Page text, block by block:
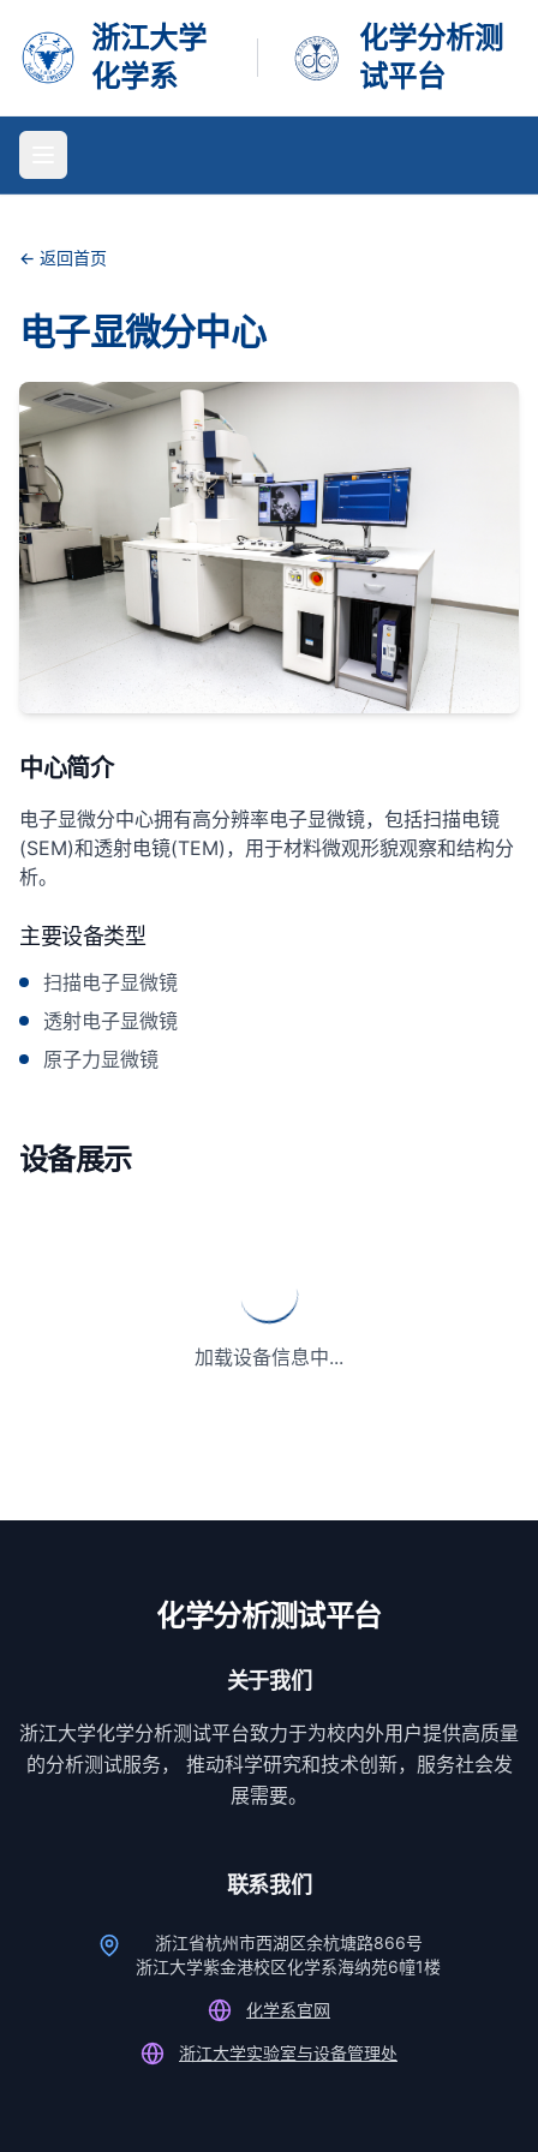
浙江大学
化学系
化学分析测
试平台
← 返回首页
电子显微分中心
中心简介
电子显微分中心拥有高分辨率电子显微镜，包括扫描电镜
(SEM)和透射电镜(TEM)，用于材料微观形貌观察和结构分
析。
主要设备类型
扫描电子显微镜
透射电子显微镜
原子力显微镜
设备展示
加载设备信息中...
化学分析测试平台
关于我们
浙江大学化学分析测试平台致力于为校内外用户提供高质量
的分析测试服务， 推动科学研究和技术创新，服务社会发
展需要。
联系我们
浙江省杭州市西湖区余杭塘路866号
浙江大学紫金港校区化学系海纳苑6幢1楼
化学系官网
浙江大学实验室与设备管理处